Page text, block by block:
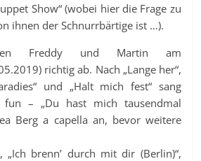
Show“ (wobei hier die Frage zu
ihnen der Schnurrbärtige ist …).
Freddy und Martin am
richtig ab. Nach „Lange her“,
und „Halt mich fest“ sang
– „Du hast mich tausendmal
Berg a capella an, bevor weitere
„Ich brenn’ durch mit dir (Berlin)“,